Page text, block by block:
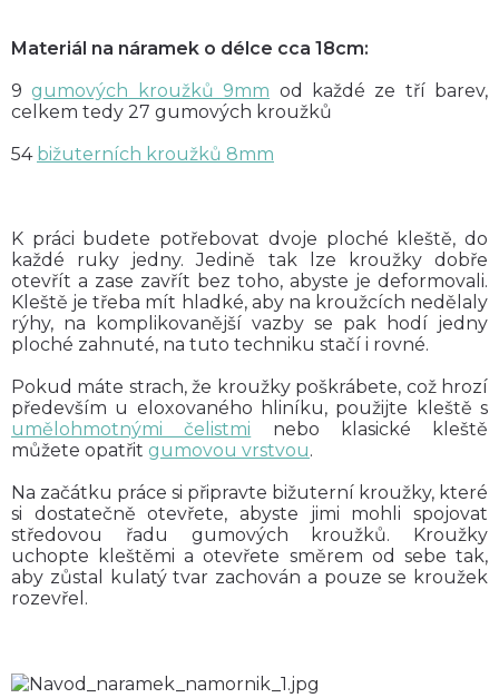
Materiál na náramek o délce cca 18cm:
9gumových kroužků 9mm od každé ze tří barev,
celkem tedy 27 gumových kroužků
54 bižuterních kroužků 8mm
K práci budete potřebovat dvoje ploché kleště, do
každé ruky jedny. Jedině tak lze kroužky dobře
otevřít a zase zavřít bez toho, abyste je deformovali.
Kleště je třeba mít hladké, aby na kroužcích nedělaly
rýhy, na komplikovanější vazby se pak hodí jedny
ploché zahnuté, na tuto techniku stačí i rovné.
Pokud máte strach, že kroužky poškrábete, což hrozí
především u eloxovaného hliníku, použijte kleště s
umělohmotnými čelistmi nebo klasické kleště
můžete opatřit gumovou vrstvou.
Na začátku práce si připravte bižuterní kroužky, které
si dostatečně otevřete, abyste jimi mohli spojovat
středovou řadu gumových kroužků. Kroužky
uchopte kleštěmi a otevřete směrem od sebe tak,
aby zůstal kulatý tvar zachován a pouze se kroužek
rozevřel.